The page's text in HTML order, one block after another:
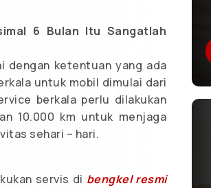
6 Bulan Itu Sangatlah
dengan ketentuan yang ada
untuk mobil dimulai dari
berkala perlu dilakukan
10.000 km untuk menjaga
sehari – hari.
servis di bengkel resmi